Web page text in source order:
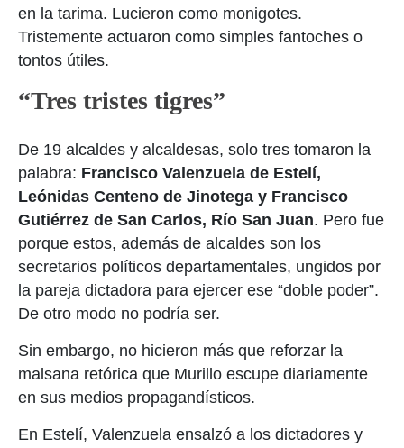
en la tarima. Lucieron como monigotes.
Tristemente actuaron como simples fantoches o
tontos útiles.
“Tres tristes tigres”
De 19 alcaldes y alcaldesas, solo tres tomaron la
palabra: Francisco Valenzuela de Estelí,
Leónidas Centeno de Jinotega y Francisco
Gutiérrez de San Carlos, Río San Juan. Pero fue
porque estos, además de alcaldes son los
secretarios políticos departamentales, ungidos por
la pareja dictadora para ejercer ese “doble poder”.
De otro modo no podría ser.
Sin embargo, no hicieron más que reforzar la
malsana retórica que Murillo escupe diariamente
en sus medios propagandísticos.
En Estelí, Valenzuela ensalzó a los dictadores y